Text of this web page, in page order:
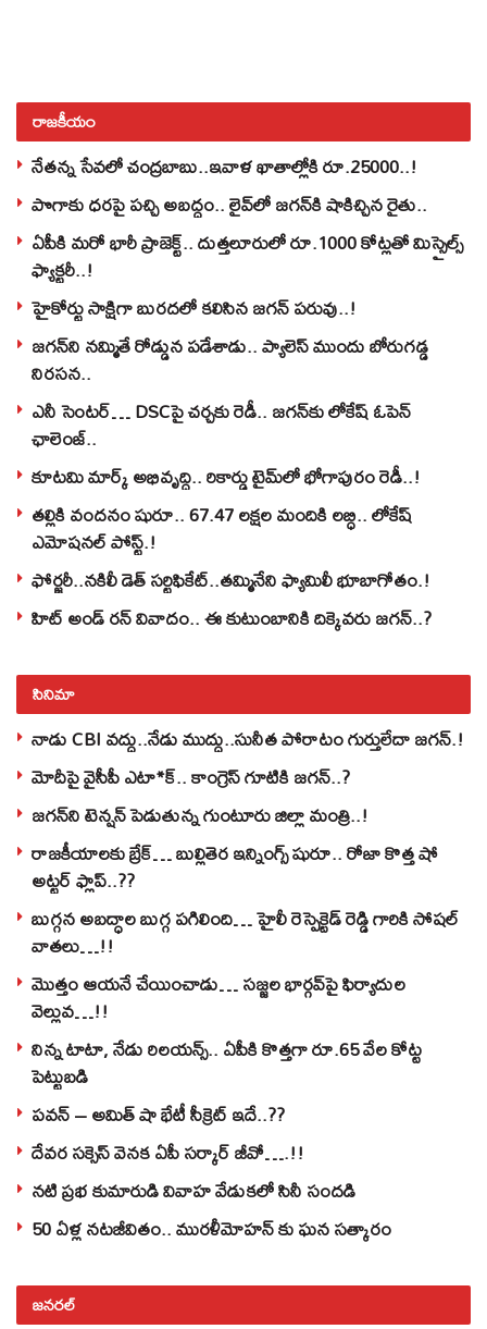
రాజకీయం
నేతన్న సేవలో చంద్రబాబు..ఇవాళ ఖాతాల్లోకి రూ.25000..!
పొగాకు ధరపై పచ్చి అబద్దం.. లైవ్‌లో జగన్‌కి షాకిచ్చిన రైతు..
ఏపీకి మరో భారీ ప్రాజెక్ట్.. దుత్తలూరులో రూ.1000 కోట్లతో మిస్సైల్స్
ఫ్యాక్టరీ..!
హైకోర్టు సాక్షిగా బురదలో కలిసిన జగన్ పరువు..!
జగన్‌ని నమ్మితే రోడ్డున పడేశాడు.. ప్యాలెస్‌ ముందు బోరుగడ్డ
నిరసన..
ఎనీ సెంటర్‌… DSCపై చర్చకు రెడీ.. జగన్‌కు లోకేష్‌ ఓపెన్
ఛాలెంజ్..
కూటమి మార్క్ అభివృద్ధి.. రికార్డు టైమ్‌లో భోగాపురం రెడీ..!
తల్లికి వందనం షురూ.. 67.47 లక్షల మందికి లబ్ధి.. లోకేష్‌
ఎమోషనల్ పోస్ట్‌.!
ఫోర్జరీ..నకిలీ డెత్ సర్టిఫికేట్..తమ్మినేని ఫ్యామిలీ భూబాగోతం.!
హిట్ అండ్ రన్ వివాదం.. ఈ కుటుంబానికి దిక్కెవరు జగన్..?
సినిమా
నాడు CBI వద్దు..నేడు ముద్దు..సునీత పోరాటం గుర్తులేదా జగన్.!
మోదీపై వైసీపీ ఎటా*క్.. కాంగ్రెస్ గూటికి జగన్..?
జగన్‌ని టెన్షన్‌ పెడుతున్న గుంటూరు జిల్లా మంత్రి..!
రాజకీయాలకు బ్రేక్… బుల్లితెర ఇన్నింగ్స్ షురూ.. రోజా కొత్త షో
అట్టర్ ఫ్లాప్..??
బుగ్గన అబద్ధాల బుగ్గ పగిలింది… హైలీ రెస్పెక్టెడ్‌ రెడ్డి గారికి సోషల్‌
వాతలు…!!
మొత్తం ఆయనే చేయించాడు… సజ్జల భార్గవ్‌పై ఫిర్యాదుల
వెల్లువ…!!
నిన్న టాటా, నేడు రిలయన్స్.. ఏపీకి కొత్తగా రూ.65 వేల కోట్ట
పెట్టుబడి
పవన్‌ – అమిత్‌ షా భేటీ సీక్రెట్‌ ఇదే..??
దేవర సక్సెస్‌ వెనక ఏపీ సర్కార్‌ జీవో….!!
నటి ప్రభ కుమారుడి వివాహ వేడుకలో సినీ సందడి
50 ఏళ్ల నటజీవితం.. మురళీమోహన్ కు ఘన సత్కారం
జనరల్